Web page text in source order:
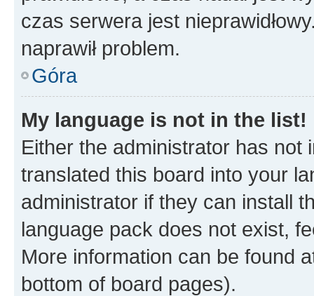
czas serwera jest
naprawił problem.
Góra
My language is not in the list!
Either the administrator has not
translated this board into your
administrator if they can install
language pack does not exist,
More information can be found
bottom of board pages).